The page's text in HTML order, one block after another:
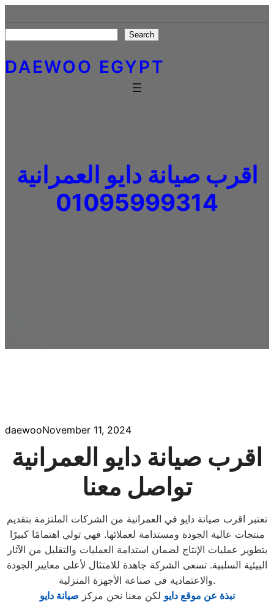
to
content
Search
DAEWOO EGYPT
اقرب صيانة دايو العمرانية
01095999314
daewooNovember 11, 2024
اقرب صيانة دايو العمرانية
تواصل معنا
تعتبر اقرب صيانة دايو في العمرانية من الشركات الملتزمة بتقديم
منتجات عالية الجودة ومستدامة لعملائها. فهي تولي اهتمامًا كبيرًا
بتطوير عمليات الإنتاج لضمان استدامة العمليات والتقليل من الآثار
البيئية السلبية. تسعى الشركة جاهدة للامتثال لأعلى معايير الجودة
والاعتمادية في صناعة الأجهزة المنزلية.
نبذة عن موقع دايو لكن معنا نحن مركز صيانة دايو